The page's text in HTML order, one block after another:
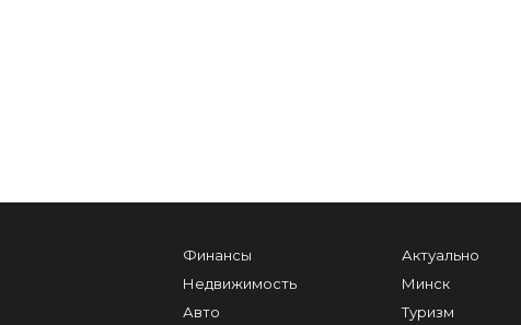
Финансы
Недвижимость
Авто
Актуально
Минск
Туризм